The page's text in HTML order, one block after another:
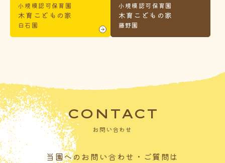
小規模認可保育園
木育こどもの家
白石園
小規模認可保育園
木育こどもの家
藤野園
CONTACT
お問い合わせ
当園へのお問い合わせ・ご質問は